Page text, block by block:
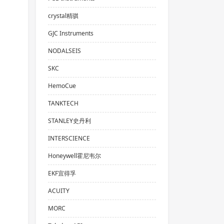
crystal精骐
GJC Instruments
NODALSEIS
SKC
HemoCue
TANKTECH
STANLEY史丹利
INTERSCIENCE
Honeywell霍尼韦尔
EKF宜得孚
ACUITY
MORC